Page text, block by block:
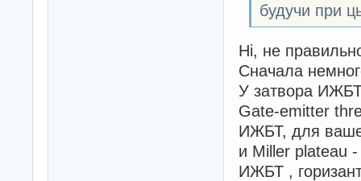
будучи при
Ні, не
Сначала
У затвора
Gate-emitter
ИЖБТ, для
и Miller plateau
ИЖБТ ,